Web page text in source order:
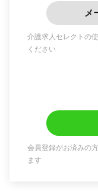
メ
介護求人セレクトの
ください
会員登録がお済みの
ます